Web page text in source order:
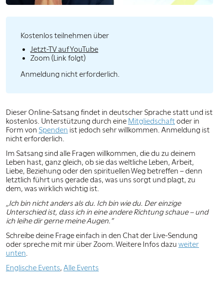
Kostenlos teilnehmen über
Jetzt-TV auf YouTube
Zoom (Link folgt)
Anmeldung nicht erforderlich.
Dieser Online-Satsang findet in deutscher Sprache statt und ist
kostenlos. Unterstützung durch eine Mitgliedschaftoder in
Form von Spenden ist jedoch sehr willkommen. Anmeldung ist
nicht erforderlich.
Im Satsang sind alle Fragen willkommen, die du zu deinem
Leben hast, ganz gleich, ob sie das weltliche Leben, Arbeit,
Liebe, Beziehung oder den spirituellen Weg betreffen – denn
letztlich führt uns gerade das, was uns sorgt und plagt, zu
dem, was wirklich wichtig ist.
„Ich bin nicht anders als du. Ich bin wie du. Der einzige
Unterschied ist, dass ich in eine andere Richtung schaue – und
ich leihe dir gerne meine Augen.”
Schreibe deine Frage einfach in den Chat der Live-Sendung
oder spreche mit mir über Zoom. Weitere Infos dazu weiter
unten
Englische Events, Alle Events